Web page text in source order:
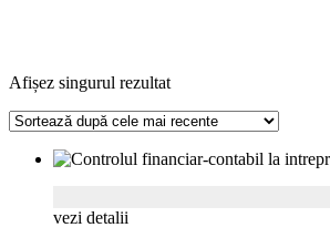
Afișez singurul rezultat
vezi detalii